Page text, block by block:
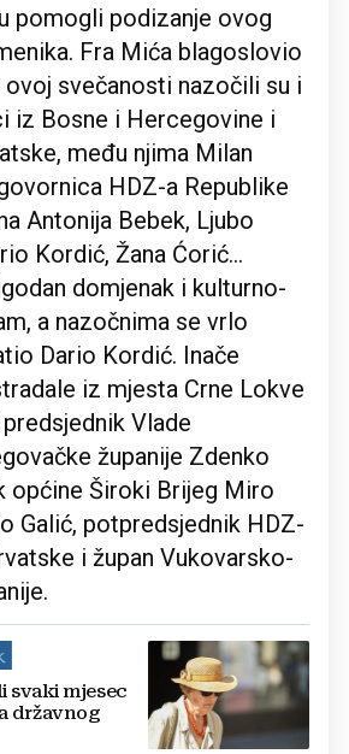
pomogli podizanje ovog
Fra Mića blagoslovio
ovoj svečanosti nazočili su i
iz Bosne i Hercegovine i
među njima Milan
HDZ-a Republike
Antonija Bebek, Ljubo
Kordić, Žana Ćorić…
domjenak i kulturno-
a nazočnima se vrlo
Dario Kordić. Inače
iz mjesta Crne Lokve
Vlade
županije Zdenko
općine Široki Brijeg Miro
Galić, potpredsjednik HDZ-
i župan Vukovarsko-
svaki mjesec
državnog